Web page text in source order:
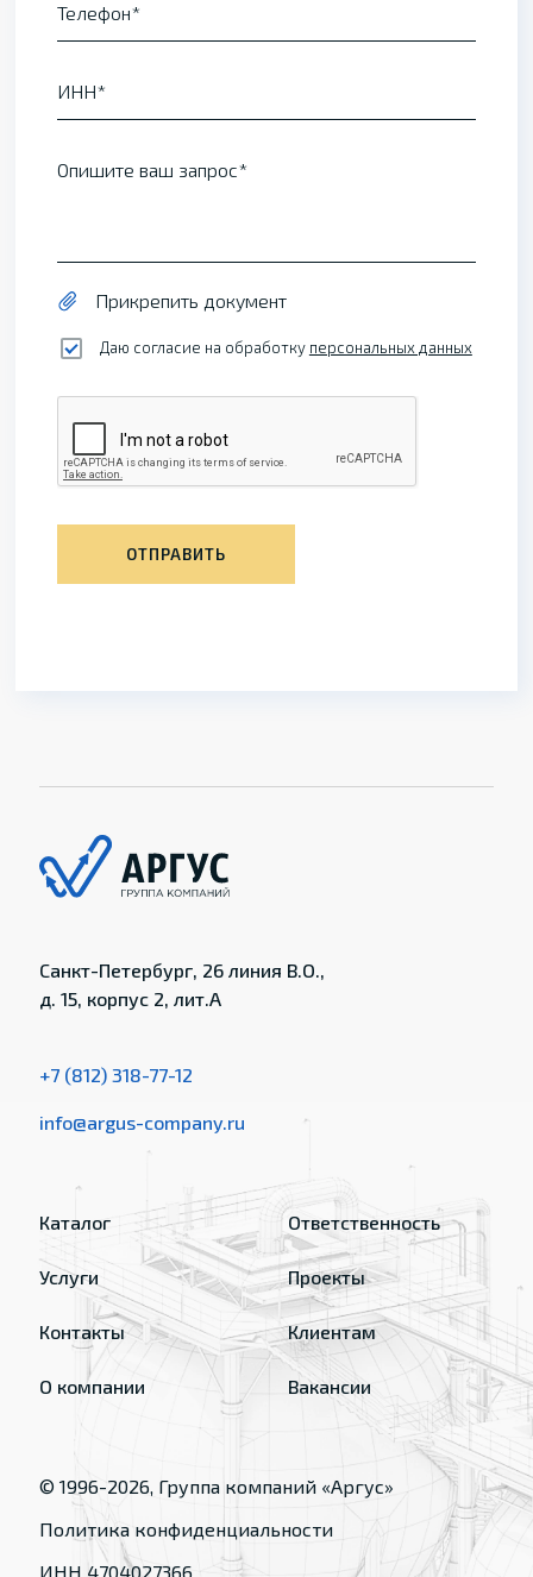
Телефон
ИНН
Опишите ваш запрос
Прикрепить документ
Даю согласие на обработку персональных данных
ОТПРАВИТЬ
Санкт-Петербург, 26 линия В.О.,
д. 15, корпус 2, лит.А
+7 (812) 318-77-12
info@argus-company.ru
Каталог
Услуги
Контакты
О компании
Ответственность
Проекты
Клиентам
Вакансии
© 1996-2026, Группа компаний «Аргус»
Политика конфиденциальности
ИНН 4704027366